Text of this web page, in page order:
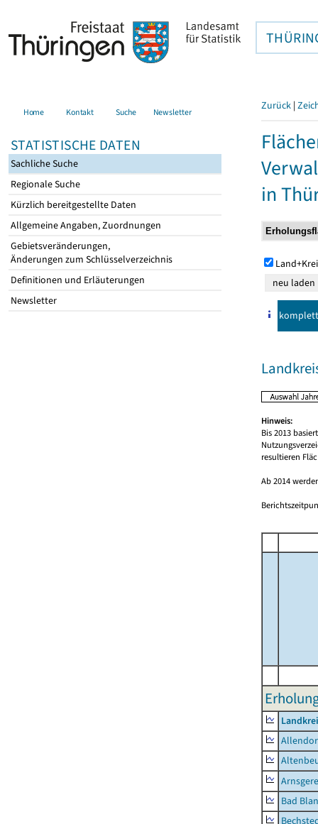
Home Kontakt Suche Newsletter
STATISTISCHE DATEN
Sachliche Suche
Regionale Suche
Kürzlich bereitgestellte Daten
Allgemeine Angaben, Zuordnungen
Gebietsveränderungen,
Änderungen zum Schlüsselverzeichnis
Definitionen und Erläuterungen
Newsletter
Zurück |
in
komplett
Hinweis:
Bis 2013
resultieren
Ab 2014
Bad